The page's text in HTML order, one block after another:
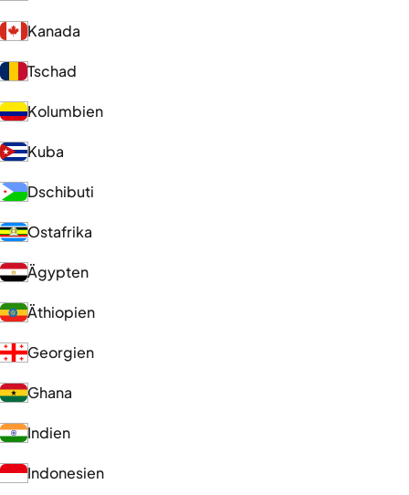
Kanada
Tschad
Kolumbien
Kuba
Dschibuti
Ostafrika
Ägypten
Äthiopien
Georgien
Ghana
Indien
Indonesien